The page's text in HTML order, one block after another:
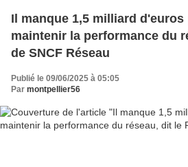
Il manque 1,5 milliard d'euros
maintenir la performance du
de SNCF Réseau
Publié le 09/06/2025 à 05:05
Par montpellier56